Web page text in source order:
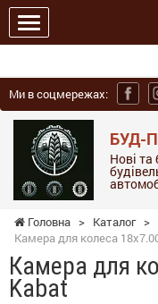
Ми в соцмережах:
БУД-
Нові та
Головна > Каталог >
Камера для колеса
Камера для
Kabat